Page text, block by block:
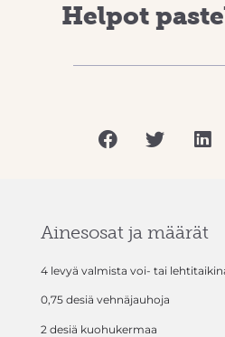
Helpot
Ainesosat ja määrät
4 levyä valmista voi- tai
0,75 desiä vehnäjauhoja
2 desiä kuohukermaa